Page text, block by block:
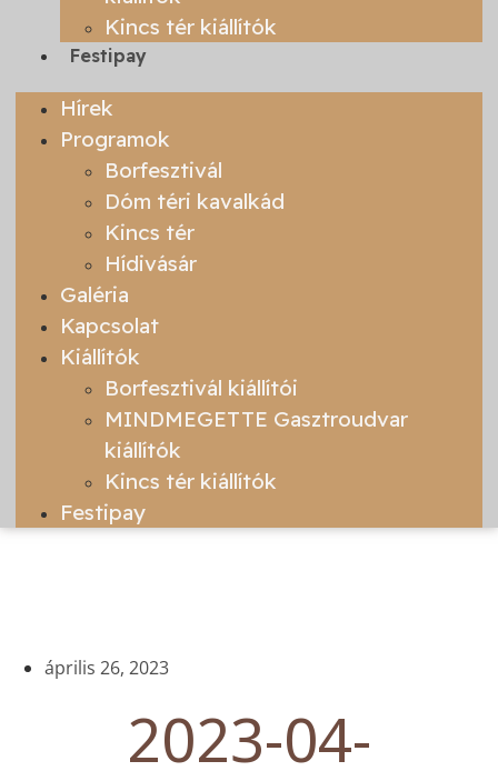
Kincs tér kiállítók
Festipay
Hírek
Programok
Borfesztivál
Dóm téri kavalkád
Kincs tér
Hídivásár
Galéria
Kapcsolat
Kiállítók
Borfesztivál kiállítói
MINDMEGETTE Gasztroudvar
kiállítók
Kincs tér kiállítók
Festipay
április 26, 2023
2023-04-